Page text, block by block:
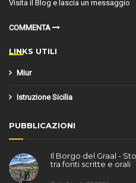
Visita il Blog e lascia un messaggio
COMMENTA
LINKS UTILI
Miur
Istruzione Sicilia
PUBBLICAZIONI
Il Borgo del Graal -
tra fonti scritte e orali